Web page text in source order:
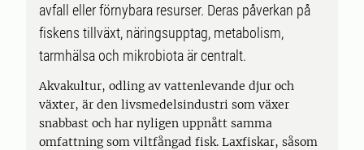
avfall eller förnybara resurser. Deras påverkan på
fiskens tillväxt, näringsupptag, metabolism,
tarmhälsa och mikrobiota är centralt.
Akvakultur, odling av vattenlevande djur och
växter, är den livsmedelsindustri som växer
snabbast och har nyligen uppnått samma
omfattning som viltfångad fisk. Laxfiskar, såsom